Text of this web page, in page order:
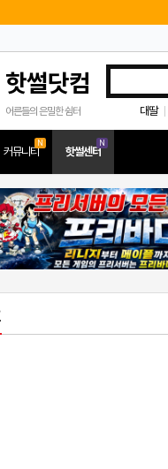
핫썰닷컴
어른들의 은밀한 쉼터 대딸
커뮤니티
N
핫썰센터
N